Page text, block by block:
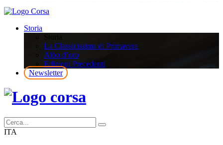
Storia
La Classicissima di Primavera
Albo d’oro
Edizioni Precedenti
Newsletter
ITA